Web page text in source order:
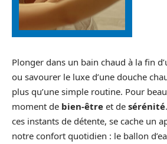
Plonger dans un bain chaud à la fin
ou savourer le luxe d’une douche
plus qu’une simple routine. Pour
moment de bien-être et de sérénité
ces instants de détente, se cache un
notre confort quotidien : le ballon